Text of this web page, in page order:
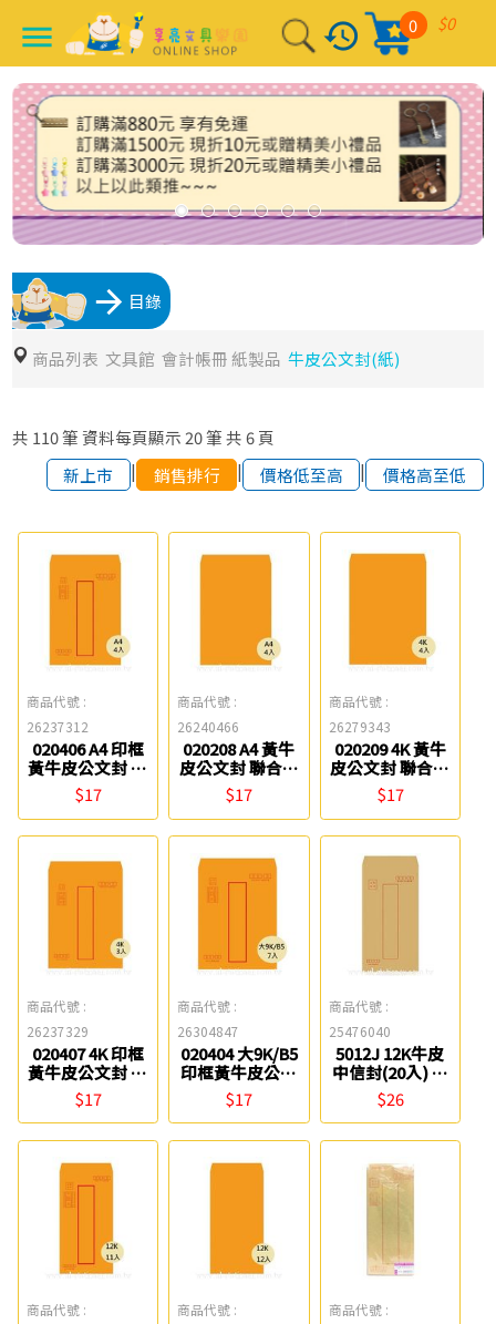
menu history $0
0
arrow_forward 目錄
商品列表 文具館 會計帳冊 紙製品 牛皮公文封(紙)
共 110筆 資料每頁顯示 20筆 共 6頁
新上市
| 銷售排行 | 價格低至高 | 價格高至低
商品代號 :
26237312
020406 A4 印框
黃牛皮公文封 聯
合紙品
$17
商品代號 :
26240466
020208 A4 黃牛
皮公文封 聯合紙
品
$17
商品代號 :
26279343
020209 4K 黃牛
皮公文封 聯合紙
品
$17
商品代號 :
26237329
020407 4K 印框
黃牛皮公文封 聯
合紙品
$17
商品代號 :
26304847
020404 大9K/B5
印框黃牛皮公文
封 聯合紙品
$17
商品代號 :
25476040
5012J 12K牛皮
中信封(20入) 博
崴
$26
商品代號 :
商品代號 :
商品代號 :